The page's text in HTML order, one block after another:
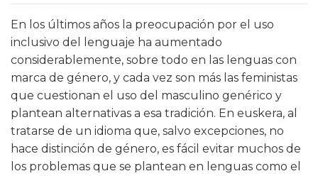
En los últimos años la preocupación por el uso
inclusivo del lenguaje ha aumentado
considerablemente, sobre todo en las lenguas con
marca de género, y cada vez son más las feministas
que cuestionan el uso del masculino genérico y
plantean alternativas a esa tradición. En euskera, al
tratarse de un idioma que, salvo excepciones, no
hace distinción de género, es fácil evitar muchos de
los problemas que se plantean en lenguas como el